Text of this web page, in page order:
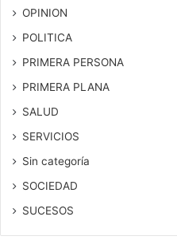
OPINION
POLITICA
PRIMERA PERSONA
PRIMERA PLANA
SALUD
SERVICIOS
Sin categoría
SOCIEDAD
SUCESOS